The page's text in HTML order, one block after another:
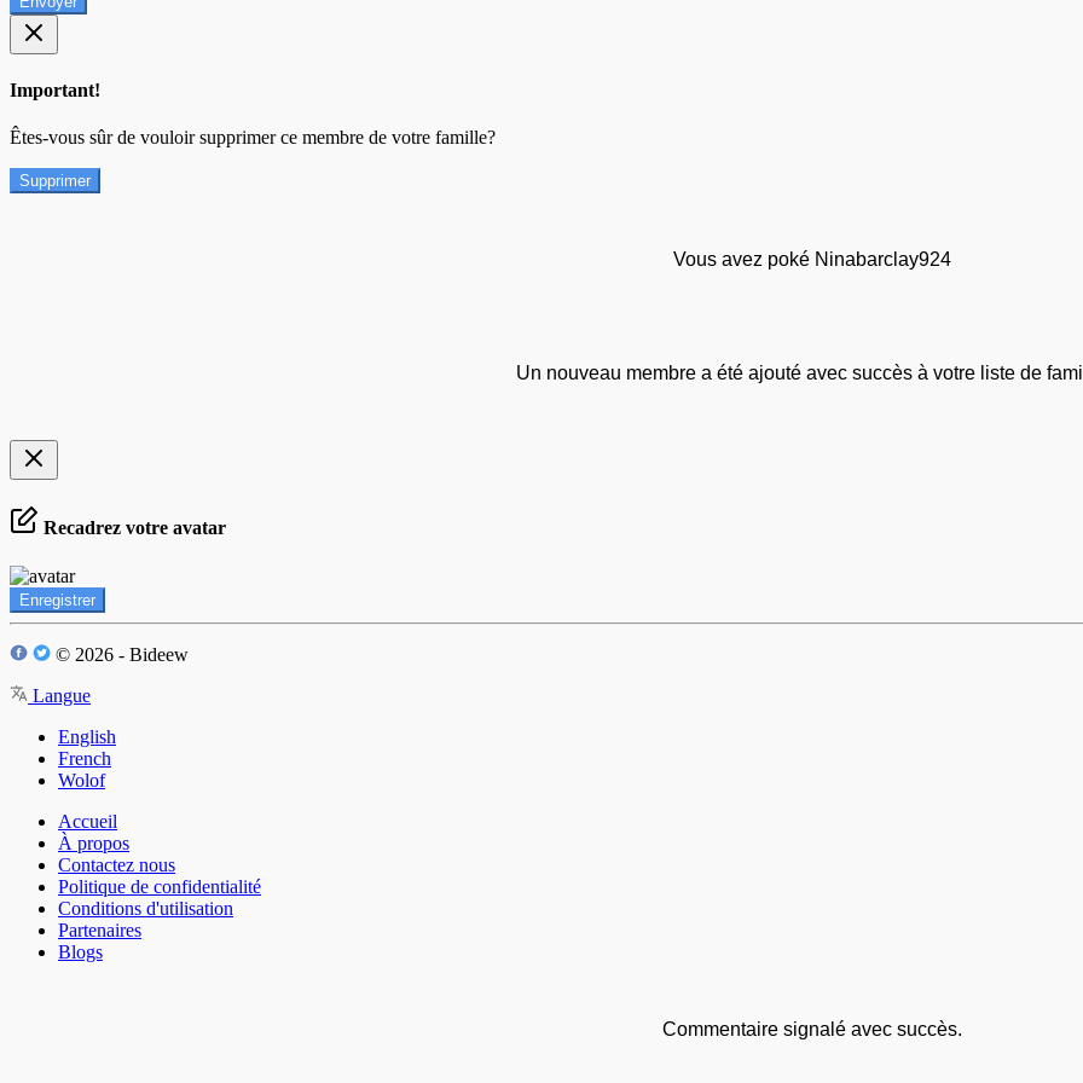
Important!
Êtes-vous sûr de vouloir supprimer ce membre de votre famille?
Supprimer
Vous avez poké Ninabarclay924
Un nouveau membre a été ajouté avec succès à votre liste de
Recadrez votre avatar
Enregistrer
© 2026 - Bideew
Langue
English
French
Wolof
Accueil
À propos
Contactez nous
Politique de confidentialité
Conditions d'utilisation
Partenaires
Blogs
Commentaire signalé avec succès.